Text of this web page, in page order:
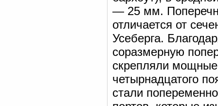
— 25 мм.
отличается от
Усеберга.
соразмерную
скрепляли
четырнадцатого
стали